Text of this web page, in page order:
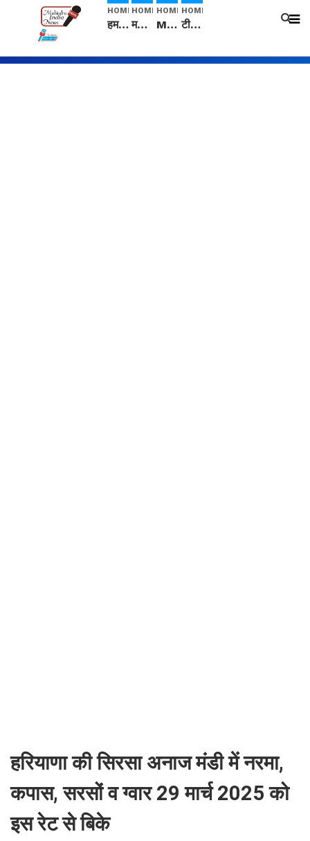
HOME
हम सनातनी..." सांसद kangana Ranaut से क्या बोली लड़की? Viral Jantar-Mantar | CJP protest
HOME
मनीषा हत्याकांड: हत्या, आत्महत्या या कोई बड़ा राज? | Full Story | Josh Haryana
HOME
Mangalsutra: हिंदू धर्म में शादी के बाद मंगलसूत्र क्यों पहनती है महिलाएं, किसने शुरु की ये परंपरा
HOME
टीम बीकेई ने एग्रीकल्चर ग्रेड की यूरिया खाद गट्टों में बदलकर टेक्निकल ग्रेड में बेचने वालों पर करवाई कार्रवाई: लखविंदर सिंह औलख
हरियाणा की सिरसा अनाज मंडी में नरमा,
कपास, सरसों व ग्वार 29 मार्च 2025 को
इस रेट से बिके